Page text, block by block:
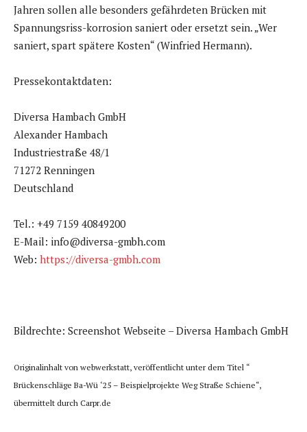
Jahren sollen alle besonders gefährdeten Brücken mit
Spannungsriss-korrosion saniert oder ersetzt sein. „Wer
saniert, spart spätere Kosten“ (Winfried Hermann).
Pressekontaktdaten:
Diversa Hambach GmbH
Alexander Hambach
Industriestraße 48/1
71272 Renningen
Deutschland
Tel.: +49 7159 40849200
E-Mail: info@diversa-gmbh.com
Web: https://diversa-gmbh.com
Bildrechte: Screenshot Webseite – Diversa Hambach GmbH
Originalinhalt von webwerkstatt, veröffentlicht unter dem Titel “
Brückenschläge Ba-Wü ‘25 – Beispielprojekte Weg Straße Schiene“,
übermittelt durch Carpr.de